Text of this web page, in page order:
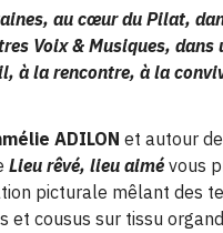
au cœur du Pilat,
Voix & Musiques, dans
à la rencontre, à la
ADILON et autour
Lieu rêvé, lieu aimé vous
picturale mêlant des
et cousus sur tissu